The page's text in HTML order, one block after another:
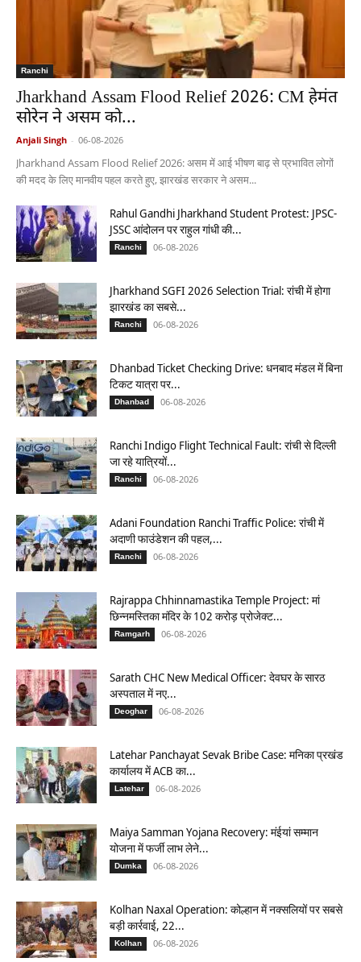
Ranchi
Jharkhand Assam Flood Relief 2026: CM हेमंत
सोरेन ने असम को...
Anjali Singh - 06-08-2026
Jharkhand Assam Flood Relief 2026: असम में आई भीषण बाढ़ से प्रभावित लोगों
की मदद के लिए मानवीय पहल करते हुए, झारखंड सरकार ने असम...
Rahul Gandhi Jharkhand Student Protest: JPSC-
JSSC आंदोलन पर राहुल गांधी की...
Ranchi 06-08-2026
Jharkhand SGFI 2026 Selection Trial: रांची में होगा
झारखंड का सबसे...
Ranchi 06-08-2026
Dhanbad Ticket Checking Drive: धनबाद मंडल में बिना
टिकट यात्रा पर...
Dhanbad 06-08-2026
Ranchi Indigo Flight Technical Fault: रांची से दिल्ली
जा रहे यात्रियों...
Ranchi 06-08-2026
Adani Foundation Ranchi Traffic Police: रांची में
अदाणी फाउंडेशन की पहल,...
Ranchi 06-08-2026
Rajrappa Chhinnamastika Temple Project: मां
छिन्नमस्तिका मंदिर के 102 करोड़ प्रोजेक्ट...
Ramgarh 06-08-2026
Sarath CHC New Medical Officer: देवघर के सारठ
अस्पताल में नए...
Deoghar 06-08-2026
Latehar Panchayat Sevak Bribe Case: मनिका प्रखंड
कार्यालय में ACB का...
Latehar 06-08-2026
Maiya Samman Yojana Recovery: मंईयां सम्मान
योजना में फर्जी लाभ लेने...
Dumka 06-08-2026
Kolhan Naxal Operation: कोल्हान में नक्सलियों पर सबसे
बड़ी कार्रवाई, 22...
Kolhan 06-08-2026